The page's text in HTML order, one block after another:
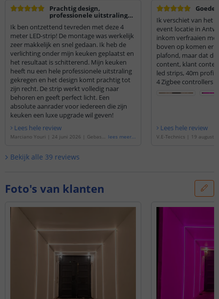
Prachtig design,
professionele uitstraling
montage!
Ik ben ontzettend tevreden met deze 4
meter LED-strip! De montage was werkelijk
zeer makkelijk en snel gedaan. Ik heb de
verlichting onder mijn keuken geplaatst en
het resultaat is schitterend. Mijn keuken
heeft nu een hele professionele uitstraling
gekregen en het design komt prachtig tot
zijn recht. De strip werkt volledig naar
behoren en geeft perfect licht. Een
absolute aanrader voor iedereen die zijn
keuken een luxe upgrade wil geven!
Lees hele review
Marciano Youri | 24 juni 2026 | Gebasee
KEA Tradfri, Osram Lightify, Tuya SmartLif
lees meer...
Goede
Ik verschiet van het
event locatie in
inkom verfraaien
boven op komen er
plafond, maar dat
content, klant
led strips, 40m
4 Zigbee controllers
Lees hele review
V.E-Technics | 19
Bekijk alle 39 reviews
Foto's van klanten